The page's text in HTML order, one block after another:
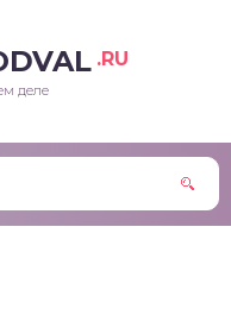
.RU
деле